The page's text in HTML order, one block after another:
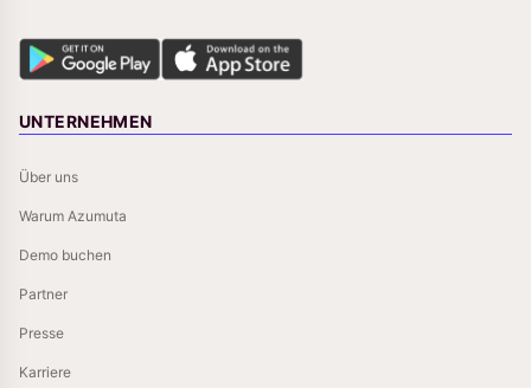
UNTERNEHMEN
Über uns
Warum Azumuta
Demo buchen
Partner
Presse
Karriere